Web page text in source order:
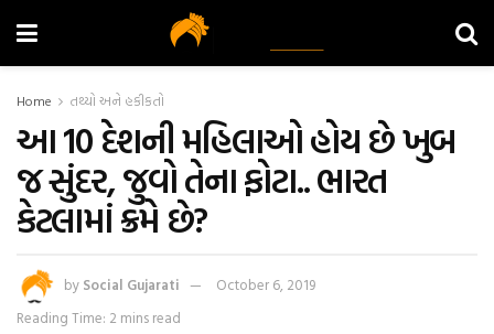
Home તથ્યો અને હકીકતો
આ 10 દેશની મહિલાઓ હોય છે ખુબ
જ સુંદર, જુવો તેના ફોટા.. ભારત
કેટલામાં ક્રમે છે?
by Social Gujarati
October 6, 2019
Reading Time: 2 mins read